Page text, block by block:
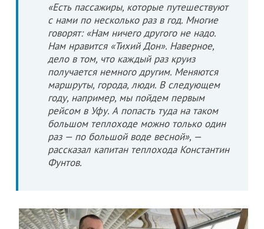
«Есть пассажиры, которые путешествуют
с нами по несколько раз в год. Многие
говорят: «Нам ничего другого не надо.
Нам нравится «Тихий Дон». Наверное,
дело в том, что каждый раз круиз
получается немного другим. Меняются
маршруты, города, люди. В следующем
году, например, мы пойдем первым
рейсом в Уфу. А попасть туда на таком
большом теплоходе можно только один
раз — по большой воде весной», —
рассказал капитан теплохода Константин
Фунтов.